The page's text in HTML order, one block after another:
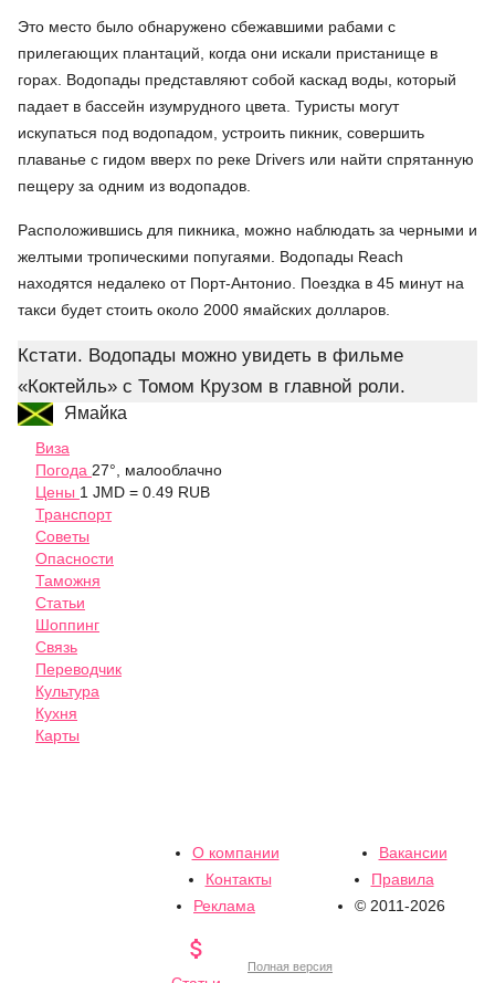
Это место было обнаружено сбежавшими рабами с
прилегающих плантаций, когда они искали пристанище в
горах. Водопады представляют собой каскад воды, который
падает в бассейн изумрудного цвета. Туристы могут
искупаться под водопадом, устроить пикник, совершить
плаванье с гидом вверх по реке Drivers или найти спрятанную
пещеру за одним из водопадов.
Расположившись для пикника, можно наблюдать за черными и
желтыми тропическими попугаями. Водопады Reach
находятся недалеко от Порт-Антонио. Поездка в 45 минут на
такси будет стоить около 2000 ямайских долларов.
Кстати. Водопады можно увидеть в фильме
«Коктейль» с Томом Крузом в главной роли.
Ямайка
Виза
Погода 27°, малооблачно
Цены 1 JMD = 0.49 RUB
Транспорт
Советы
Опасности
Таможня
Статьи
Шоппинг
Связь
Переводчик
Культура
Кухня
Карты
О компании
Вакансии
Контакты
Правила
Реклама
© 2011-2026

Полная версия